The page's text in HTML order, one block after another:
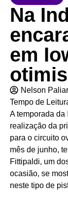
Na
em
Nelson
Tempo de
A temporada da
realização da
para o circuito
mês de junho,
Fittipaldi, um
ocasião, se
neste tipo de